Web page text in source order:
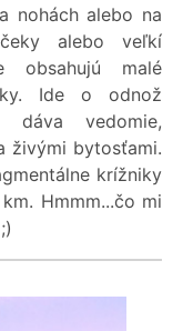
nohách alebo na
alebo veľkí
obsahujú malé
Ide o odnož
dáva vedomie,
živými bytosťami.
krížniky
Hmmm...čo mi